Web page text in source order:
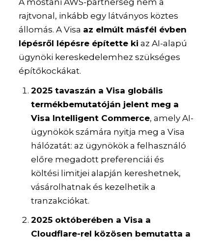
rajtvonal, inkább egy látványos köztes
állomás. A Visa az elmúlt másfél évben
lépésről lépésre építette ki az AI-alapú
ügynöki kereskedelemhez szükséges
építőkockákat.
2025 tavaszán a Visa globális
termékbemutatóján jelent meg a
Visa Intelligent Commerce, amely AI-
ügynökök számára nyitja meg a Visa
hálózatát: az ügynökök a felhasználó
előre megadott preferenciái és
költési limitjei alapján kereshetnek,
vásárolhatnak és kezelhetik a
tranzakciókat.
2025 októberében a Visa a
Cloudflare-rel közösen bemutatta a